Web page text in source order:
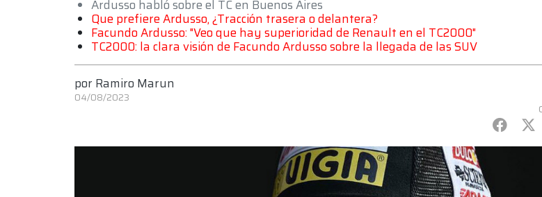
Ardusso habló sobre el TC en Buenos Aires
Que prefiere Ardusso, ¿Tracción trasera o delantera?
Facundo Ardusso: "Veo que hay superioridad de Renault en el TC2000"
TC2000: la clara visión de Facundo Ardusso sobre la llegada de las SUV
por Ramiro Marun
04/08/2023